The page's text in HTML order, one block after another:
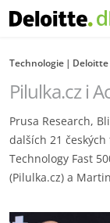
Technologie Deloitte
Pilulka.cz i
Prusa Research,
dalších 21
Technology Fast
(Pilulka.cz) a